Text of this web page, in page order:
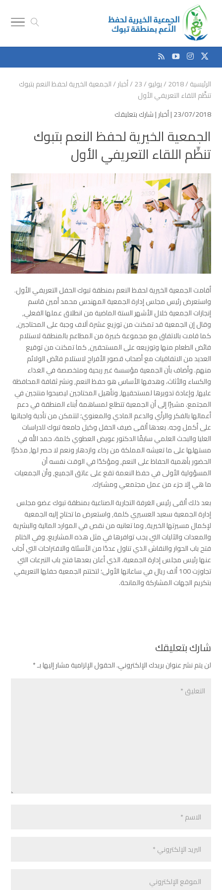
الرئيسية/
2018
/يوليو/
23
/أخبار/الجمعية الخيرية لحفظ النعم بتبوك
تنظِّم اللقاء التعريفي الأول
23/07/2018 | أخبار|شارك بتعليقك
الجمعية الخيرية لحفظ النعم بتبوك
تنظِّم اللقاء التعريفي الأول
أقامت الجمعية الخيرية لحفظ النعم بمنطقة تبوك الحفل التعريفي الأول.
واستعرض رئيس مجلس إدارة الجمعية المهندس محمد أمين قاسم
إنجازات الجمعية خلال الأشهر الستة الماضية من انطلاق عملها الفعلي,
وقال إن الجمعية قد تمكنت من توزيع عشرة آلاف وجبة على المحتاجين,
كما قامت بالاتفاق مع مجموعة كبيرة من المطاعم بالمنطقة لاستلام
فائض الطعام منها وتوزيعه على المستحقين, كما تمكنت من توقيع
العديد من الاتفاقيات مع أصحاب قصور الأفراح لاستلام فائض الولائم
منهم. وأضاف بأن الجمعية مؤسسة غير ربحية ومتخصصة في الغذاء
والكساء والأثاث، وهدفها الأساس هو حفظ النعم, ونشر ثقافة المحافظة
عليها, وإعادة تدويرها لمستحقيها, وتأهيل المحتاجين ليصبحوا منتجين في
المجتمع. مشيرًا إلى أن الجمعية تتطلع لمساهمة أبناء المنطقة في دعم
أعمالها بالفكر والرأي والدعم المادي والمعنوي؛ لتتمكن من تأدية واجباتها
على أكمل وجه. بعدها ألقى ضيف الحفل وكيل جامعة تبوك للدراسات
العليا والبحث العلمي سابقًا الدكتور عويض العطوي كلمة، حمد الله في
مستهلها على ما تعيشه المملكة من رخاء وازدهار ونعم لا حصر لها, مذكرًا
الحضور بأهمية الحفاظ على النعم, ومؤكدًا في الوقت نفسه أن
المسؤولية الأولى في حفظ النعمة تقع على عاتق الجميع, وأن الجمعيات
ما هي إلا جزء من عمل مجتمعي ومشترك.
بعد ذلك ألقى رئيس الغرفة التجارية الصناعية بمنطقة تبوك عضو مجلس
إدارة الجمعية سعيد العسيري كلمة, واستعرض ما تحتاج إليه الجمعية
لإكمال مسيرتها الخيرية, وما تعانيه من نقص في الموارد المالية والبشرية
والمعدات والآليات التي يجب توافرها في مثل هذه المشاريع. وفي الختام
فتح باب الحوار والنقاش الذي تناول عددًا من الأسئلة والاقتراحات التي أجاب
عنها رئيس مجلس إدارة الجمعية، الذي أعلن بعدها فتح باب التبرعات التي
تجاوزت 100 ألف ريال في ساعاتها الأولى؛ لتختتم الجمعية حفلها التعريفي
بتكريم الجهات المشاركة والمانحة.
شارك بتعليقك
لن يتم نشر عنوان بريدك الإلكتروني.الحقول الإلزامية مشار إليها بـ*